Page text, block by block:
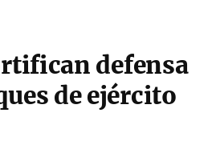
defensa
de ejército